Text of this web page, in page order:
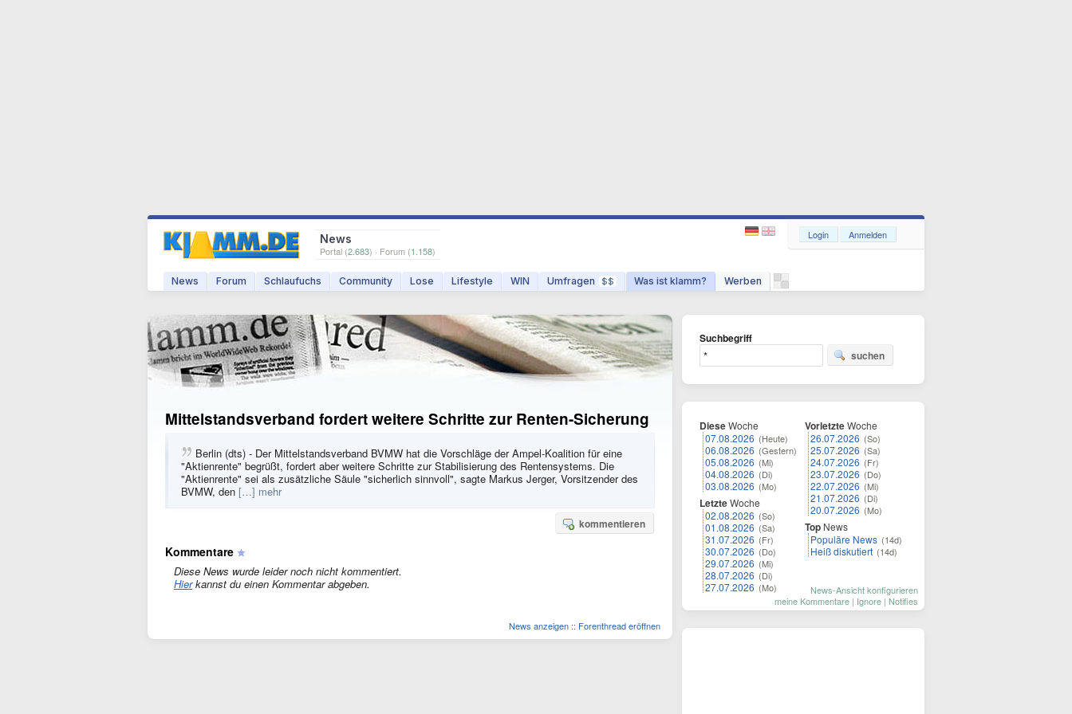
News
Portal (2.683) · Forum (1.158)
News Forum Schlaufuchs Community Lose Lifestyle WIN Umfragen $$ Was ist klamm? Werben
Login Anmelden
Mittelstandsverband fordert weitere Schritte zur Renten-Sicherung
Berlin (dts) - Der Mittelstandsverband BVMW hat die Vorschläge der Ampel-Koalition für eine
"Aktienrente" begrüßt, fordert aber weitere Schritte zur Stabilisierung des Rentensystems. Die
"Aktienrente" sei als zusätzliche Säule "sicherlich sinnvoll", sagte Markus Jerger, Vorsitzender des
BVMW, den […] mehr
kommentieren
Kommentare
Diese News wurde leider noch nicht kommentiert.
Hierkannst du einen Kommentar abgeben.
News anzeigen :: Forenthread eröffnen
Suchbegriff
suchen
DieseWoche
07.08.2026 (Heute)
06.08.2026 (Gestern)
05.08.2026 (Mi)
04.08.2026 (Di)
03.08.2026 (Mo)
LetzteWoche
02.08.2026 (So)
01.08.2026 (Sa)
31.07.2026 (Fr)
30.07.2026 (Do)
29.07.2026 (Mi)
28.07.2026 (Di)
27.07.2026 (Mo)
VorletzteWoche
26.07.2026 (So)
25.07.2026 (Sa)
24.07.2026 (Fr)
23.07.2026 (Do)
22.07.2026 (Mi)
21.07.2026 (Di)
20.07.2026 (Mo)
Top News
Populäre News (14d)
Heiß diskutiert (14d)
News-Ansicht konfigurieren
meine Kommentare | Ignore | Notifies